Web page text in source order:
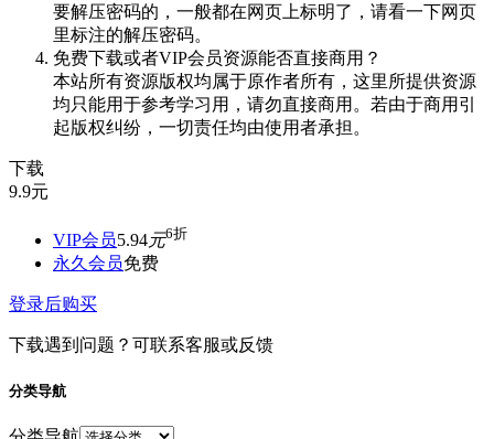
要解压密码的，一般都在网页上标明了，请看一下网页
里标注的解压密码。
免费下载或者VIP会员资源能否直接商用？
本站所有资源版权均属于原作者所有，这里所提供资源
均只能用于参考学习用，请勿直接商用。若由于商用引
起版权纠纷，一切责任均由使用者承担。
下载
9.9元
VIP会员5.94元6折
永久会员免费
登录后购买
下载遇到问题？可联系客服或反馈
分类导航